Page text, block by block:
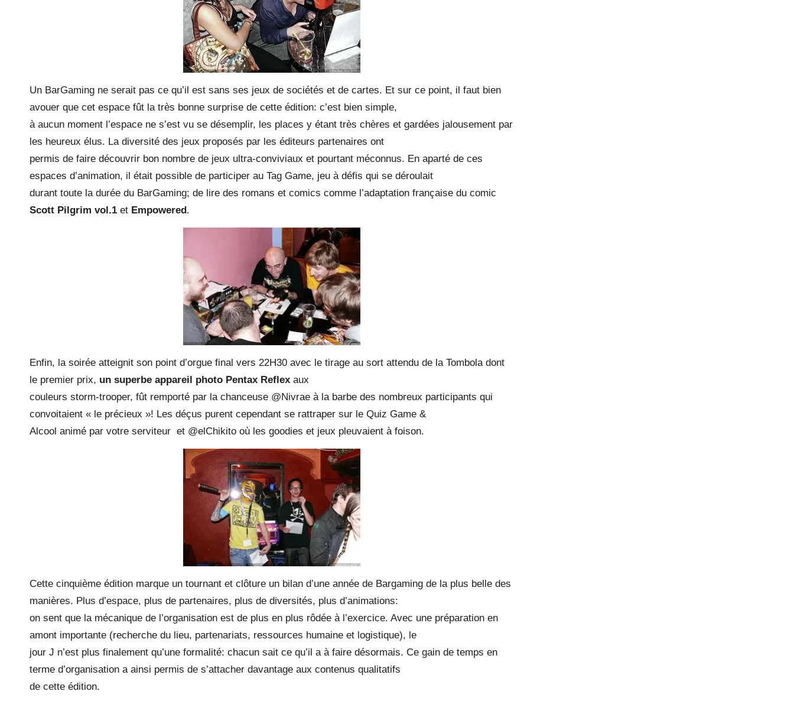
Un BarGaming ne serait pas ce qu’il est sans ses jeux de sociétés et de cartes. Et sur ce point, il faut bien
avouer que cet espace fût la très bonne surprise de cette édition: c’est bien simple,
à aucun moment l’espace ne s’est vu se désemplir, les places y étant très chères et gardées jalousement par
les heureux élus. La diversité des jeux proposés par les éditeurs partenaires ont
permis de faire découvrir bon nombre de jeux ultra-conviviaux et pourtant méconnus. En aparté de ces
espaces d’animation, il était possible de participer au Tag Game, jeu à défis qui se déroulait
durant toute la durée du BarGaming; de lire des romans et comics comme l’adaptation française du comic
Scott Pilgrim vol.1 et Empowered.
Enfin, la soirée atteignit son point d’orgue final vers 22H30 avec le tirage au sort attendu de la Tombola dont
le premier prix, un superbe appareil photo Pentax Reflex aux
couleurs storm-trooper, fût remporté par la chanceuse @Nivrae à la barbe des nombreux participants qui
convoitaient « le précieux »! Les déçus purent cependant se rattraper sur le Quiz Game &
Alcool animé par votre serviteur et @elChikito où les goodies et jeux pleuvaient à foison.
Cette cinquième édition marque un tournant et clôture un bilan d’une année de Bargaming de la plus belle des
manières. Plus d’espace, plus de partenaires, plus de diversités, plus d’animations:
on sent que la mécanique de l’organisation est de plus en plus rôdée à l’exercice. Avec une préparation en
amont importante (recherche du lieu, partenariats, ressources humaine et logistique), le
jour J n’est plus finalement qu’une formalité: chacun sait ce qu’il a à faire désormais. Ce gain de temps en
terme d’organisation a ainsi permis de s’attacher davantage aux contenus qualitatifs
de cette édition.